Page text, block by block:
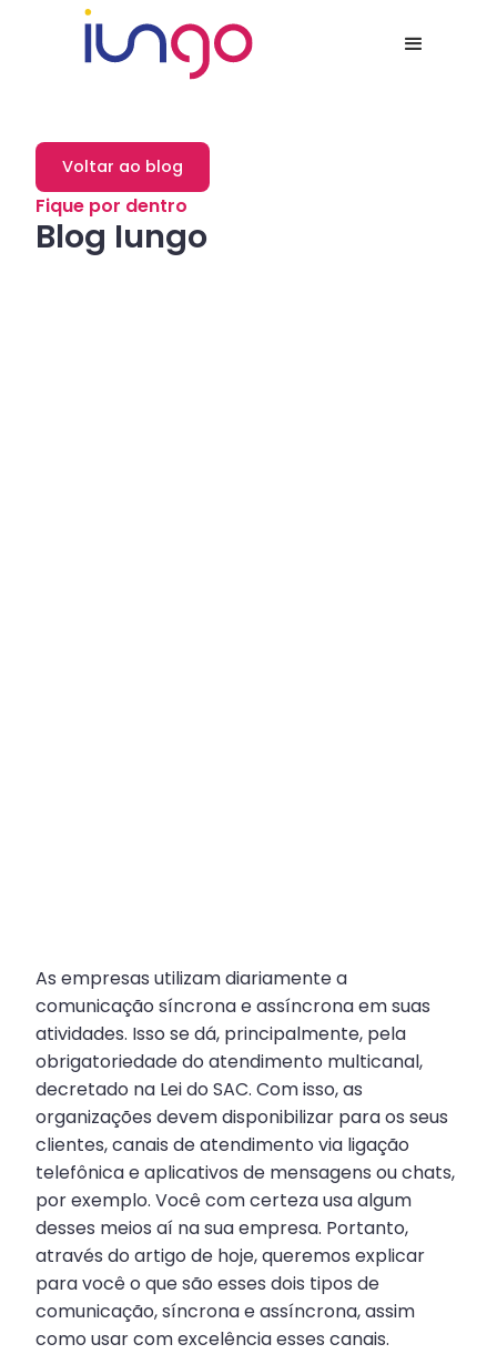
Fique por dentro
Blog Iungo
Voltar ao blog
As empresas utilizam diariamente a
comunicação síncrona e assíncrona em suas
atividades. Isso se dá, principalmente, pela
obrigatoriedade do atendimento multicanal,
decretado na Lei do SAC. Com isso, as
organizações devem disponibilizar para os seus
clientes, canais de atendimento via ligação
telefônica e aplicativos de mensagens ou chats,
por exemplo. Você com certeza usa algum
desses meios aí na sua empresa. Portanto,
através do artigo de hoje, queremos explicar
para você o que são esses dois tipos de
comunicação, síncrona e assíncrona, assim
como usar com excelência esses canais.